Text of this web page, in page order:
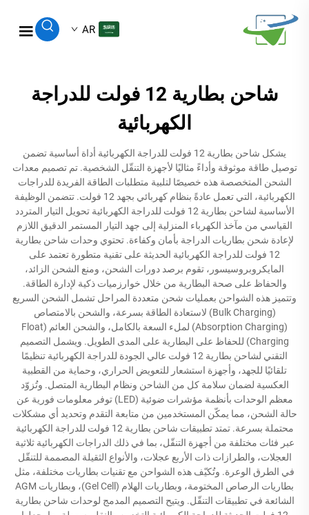
AR
شاحن بطارية 12 فولت للدراجة
الكهربائية
يشكل شاحن بطارية 12 فولت للدراجة الكهربائية أداة أساسية تضمن
توصيل طاقة موثوقة وأداءً مثاليًا لأجهزة التنقّل الشخصية. تم تصميم معدات
الشحن المتخصصة هذه خصيصًا لتلبية متطلبات الطاقة الفريدة للدراجات
الكهربائية، التي تعمل عادةً بنظام كهربائي بجهد 12 فولت. تتضمن الوظيفة
الأساسية لشاحن بطارية 12 فولت للدراجة الكهربائية تحويل التيار المتردد
القياسي من مآخذ الكهرباء المنزلية إلى جهد التيار المستمر الدقيق اللازم
لإعادة شحن بطاريات الدراجة بأمان وكفاءة. تحتوي وحدات شاحن بطارية
12 فولت للدراجة الكهربائية الحديثة على تقنية متطورة تعتمد على
المايكروبروسيسور، تقوم برصد دورات الشحن، ومنع الشحن الزائد،
والحفاظ على صحة البطارية من خلال خوارزميات ذكية لإدارة الطاقة.
وتتميز هذه الشواحن بعمليات شحن متعددة المراحل تشمل الشحن السريع
(Bulk Charging) لاستعادة الطاقة بسرعة، والشحن بالامتصاص
(Absorption Charging) لملء السعة بالكامل، والشحن العائم (Float
Charging) للحفاظ على البطارية على المدى الطويل. ويشمل التصميم
التقني لشاحن بطارية 12 فولت عالي الجودة للدراجة الكهربائية تنظيمًا
تلقائيًا للجهد، وأجهزة استشعار للتعويض الحراري، وحماية من القطبية
العكسية لضمان سلامة كل من الشاحن ونظام البطارية المتصل. وتُزوّد
معظم الوحدات بأنظمة مؤشرات ضوئية (LED) توفر معلومات فورية عن
حالة الشحن، مما يمكّن المستخدمين من متابعة التقدم وتحديد أي مشكلات
محتملة بسرعة. تمتد تطبيقات شاحن بطارية 12 فولت للدراجة الكهربائية
عبر فئات مختلفة من أجهزة التنقّل، بما في ذلك الدراجات الكهربائية ثلاثية
العجلات، والطرازات ذات الأربع عجلات، والأنواع الثقيلة المصممة للتنقّل
في الطرق الوعرة. وتُكيّف هذه الشواحن مع تقنيات بطاريات مختلفة، مثل
بطاريات الرصاص المختومة، وبطاريات الهلام (Gel Cell)، وبطاريات AGM
الشائعة في تطبيقات التنقّل. ويتيح التصميم المدمج لوحدات شاحن بطارية